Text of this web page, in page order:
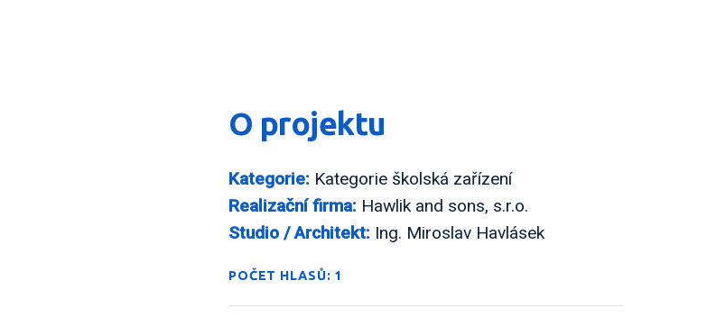
O projektu
Kategorie: Kategorie školská zařízení
Realizační firma: Hawlik and sons, s.r.o.
Studio / Architekt: Ing. Miroslav Havlásek
POČET HLASŮ: 1